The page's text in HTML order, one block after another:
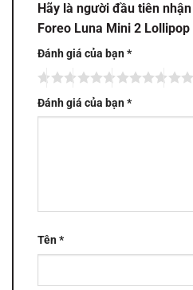
Hãy là người đầu tiên
Foreo Luna Mini 2
Đánh giá của bạn*
Đánh giá của bạn*
Tên*